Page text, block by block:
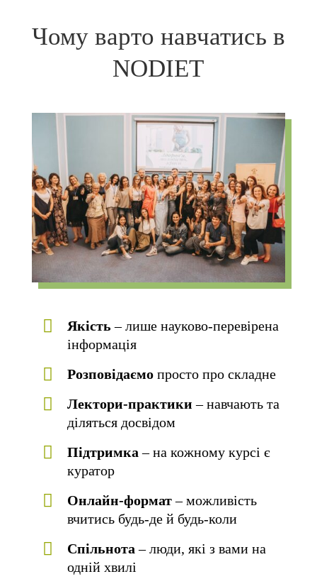
Чому варто навчатись в
NODIET
Якість – лише науково-перевірена
інформація
Розповідаємопросто про складне
Лектори-практики – навчають та
діляться досвідом
Підтримка – на кожному курсі є
куратор
Онлайн-формат– можливість
вчитись будь-де й будь-коли
Спільнота – люди, які з вами на
одній хвилі